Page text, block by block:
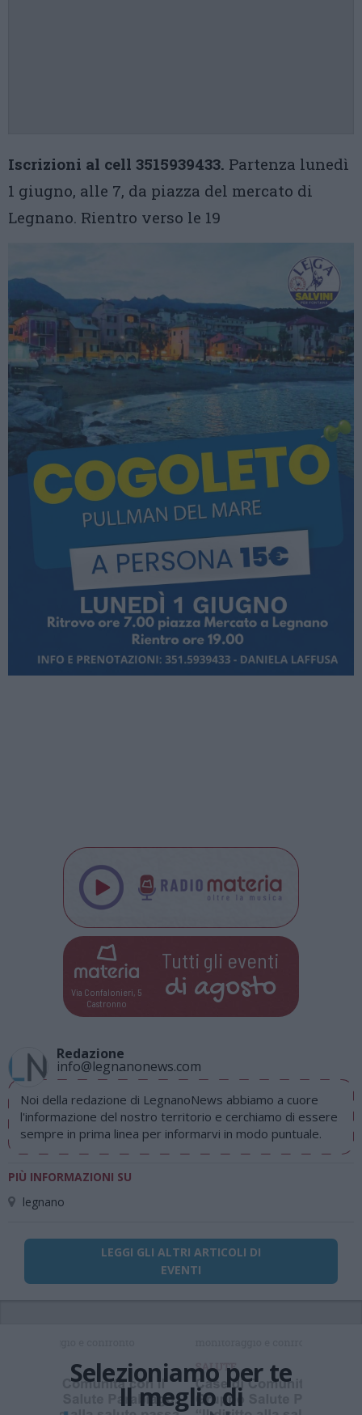
Iscrizioni al cell 3515939433. Partenza lunedì
1 giugno, alle 7, da piazza del mercato di
Legnano. Rientro verso le 19
Via Confalonieri, 5
Castronno
Tutti gli eventi
di agosto
Redazione
info@legnanonews.com
Noi della redazione di LegnanoNews abbiamo a cuore
l'informazione del nostro territorio e cerchiamo di essere
sempre in prima linea per informarvi in modo puntuale.
PIÙ INFORMAZIONI SU
legnano
LEGGI GLI ALTRI ARTICOLI DI
EVENTI
Selezioniamo per te
Il meglio di